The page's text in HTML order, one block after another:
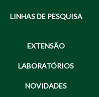
LINHAS DE PESQUISA
EXTENSÃO
LABORATÓRIOS
NOVIDADES